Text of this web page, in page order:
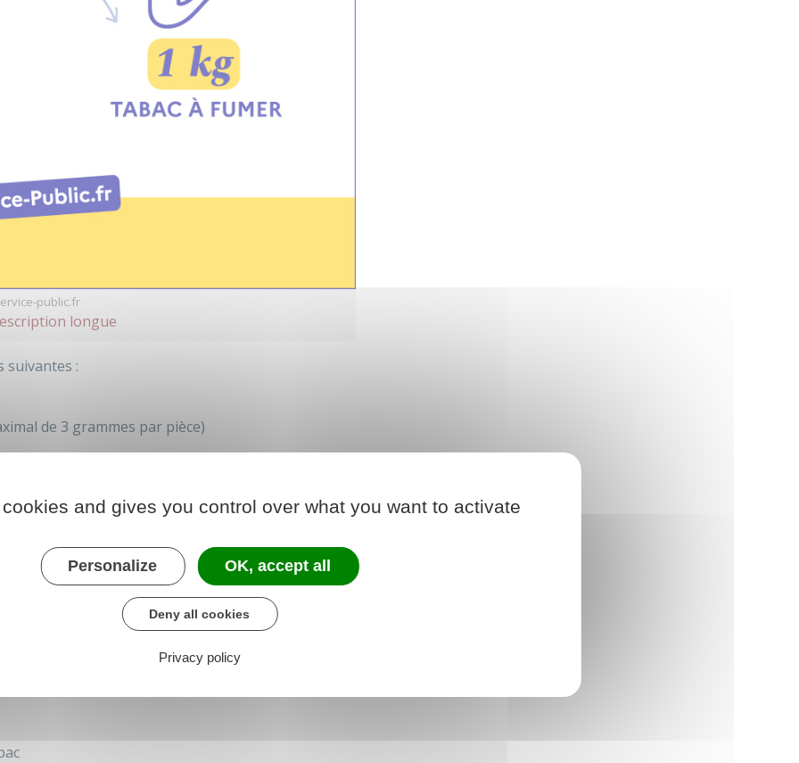
public.fr
longue
suivantes :
de 3 grammes par pièce)
à respecter. Par exemple, vous devez aussi
les cigarettes et que vous les rapportez
correspondent aux achats effectués par1 PERSONNE
lors du contrôle des douanes.
and gives you control over what you want to activate
Personalize OK, accept all
Deny all cookies
Privacy policy